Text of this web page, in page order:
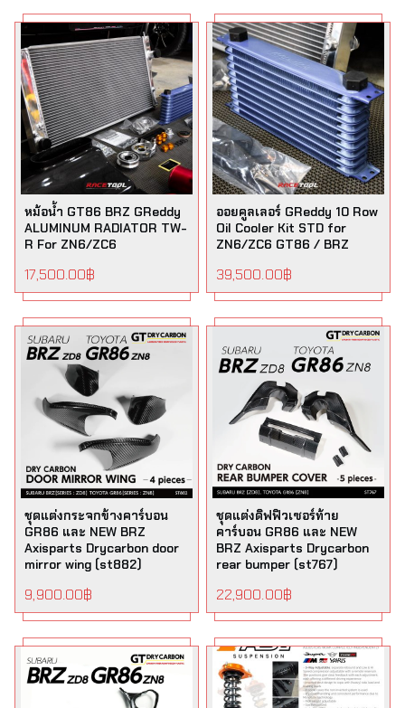
หม้อน้ำ GT86 BRZ GReddy
ALUMINUM RADIATOR TW-
R For ZN6/ZC6
17,500.00฿
ออยคูลเลอร์ GReddy 10 Row
Oil Cooler Kit STD for
ZN6/ZC6 GT86 / BRZ
39,500.00฿
ชุดแต่งกระจกข้างคาร์บอน
GR86 และ NEW BRZ
Axisparts Drycarbon door
mirror wing (st882)
9,900.00฿
ชุดแต่งดิฟฟิวเซอร์ท้าย
คาร์บอน GR86 และ NEW
BRZ Axisparts Drycarbon
rear bumper (st767)
22,900.00฿